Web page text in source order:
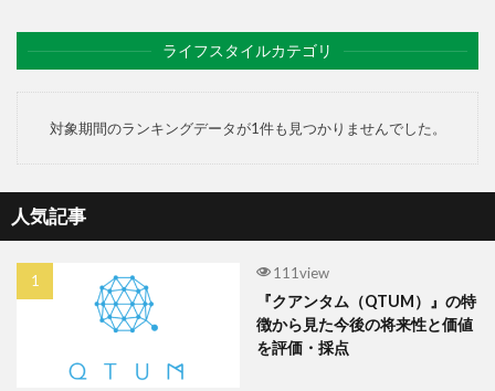
ライフスタイルカテゴリ
対象期間のランキングデータが1件も見つかりませんでした。
人気記事
111view
『クアンタム（QTUM）』の特
徴から見た今後の将来性と価値
を評価・採点